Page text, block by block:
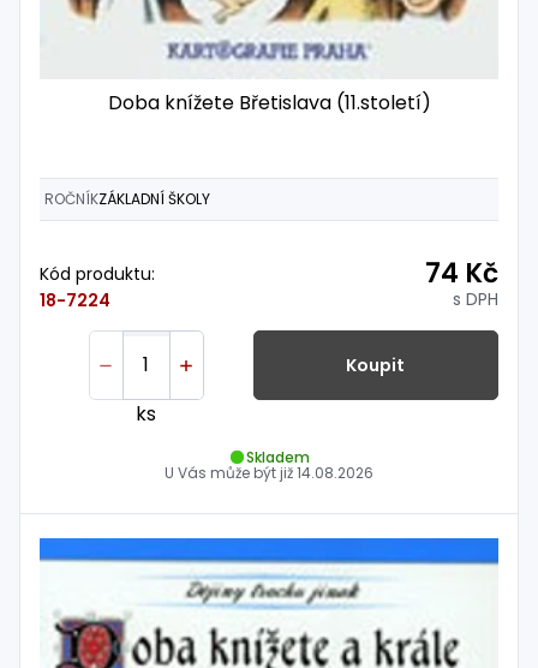
Doba knížete Břetislava (11.století)
ROČNÍKZÁKLADNÍ ŠKOLY
Kód produktu:
18-7224
74 Kč
s DPH
ks
Koupit
Skladem
U Vás může být již14.08.2026